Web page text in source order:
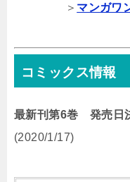
＞ マンガワ
コミックス情報
最新刊第6巻 発売日
(2020/1/17)